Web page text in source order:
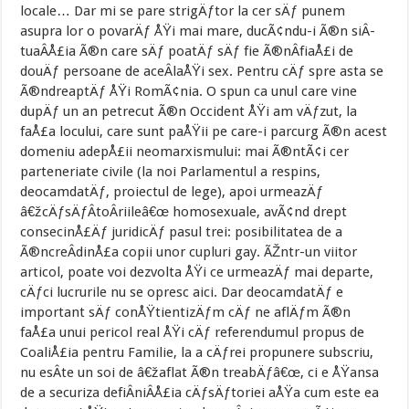
locale… Dar mi se pare strigÄƒtor la cer sÄƒ punem
asupra lor o povarÄƒ ÅŸi mai mare, ducÃ¢ndu-i Ã®n siÂ­
tuaÂ­Å£ia Ã®n care sÄƒ poatÄƒ sÄƒ fie Ã®nÂ­fiaÅ£i de
douÄƒ persoane de aceÂ­laÅŸi sex. Pentru cÄƒ spre asta se
Ã®ndreaptÄƒ ÅŸi RomÃ¢nia. O spun ca unul care vine
dupÄƒ un an petrecut Ã®n Occident ÅŸi am vÄƒzut, la
faÅ£a locului, care sunt paÅŸii pe care-i parcurg Ã®n acest
domeniu adepÅ£ii neomarxismului: mai Ã®ntÃ¢i cer
parteneriate civile (la noi Parlamentul a respins,
deocamdatÄƒ, proiectul de lege), apoi urmeazÄƒ
â€žcÄƒsÄƒÂ­toÂ­riileâ€œ homosexuale, avÃ¢nd drept
consecinÅ£Äƒ juridicÄƒ pasul trei: posibilitatea de a
Ã®ncreÂ­dinÅ£a copii unor cupluri gay. ÃŽntr-un viitor
articol, poate voi dezvolta ÅŸi ce urmeazÄƒ mai departe,
cÄƒci lucrurile nu se opresc aici. Dar deocamdatÄƒ e
important sÄƒ conÅŸtientizÄƒm cÄƒ ne aflÄƒm Ã®n
faÅ£a unui pericol real ÅŸi cÄƒ referendumul propus de
CoaliÅ£ia pentru Familie, la a cÄƒrei propunere subscriu,
nu esÂ­te un soi de â€žaflat Ã®n treabÄƒâ€œ, ci e ÅŸansa
de a securiza defiÂ­niÂ­Å£ia cÄƒsÄƒtoriei aÅŸa cum este ea